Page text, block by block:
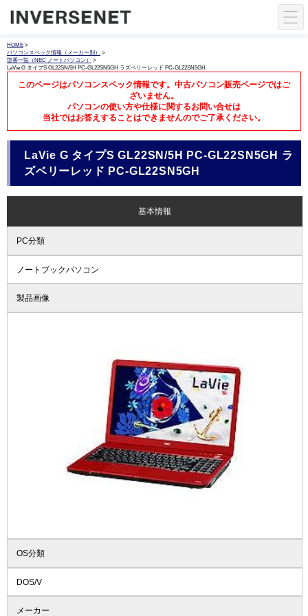
HOME >
パソコンスペック情報（メーカー別）
>
型番一覧（NEC ノートパソコン）
>
LaVie G タイプS GL22SN/5H PC-GL22SN5GH ラズベリーレッド PC-GL22SN5GH
このページはパソコンスペック情報です。中古パソコン販売ページではご
ざいません。
パソコンの使い方や仕様に関するお問い合せは
当社ではお答えすることはできませんのでご了承ください。
LaVie G タイプS GL22SN/5H PC-GL22SN5GH ラ
ズベリーレッド PC-GL22SN5GH
基本情報
PC分類
ノートブックパソコン
製品画像
OS分類
DOS/V
メーカー